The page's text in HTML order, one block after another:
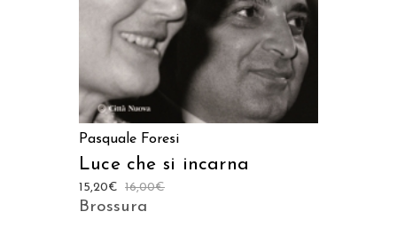
Pasquale Foresi
Luce che si incarna
16,00€
15,20€
Brossura